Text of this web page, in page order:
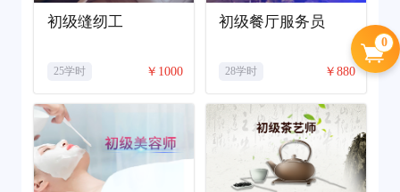
初级缝纫工
25学时 ￥1000
初级餐厅服务员
28学时 ￥880
0